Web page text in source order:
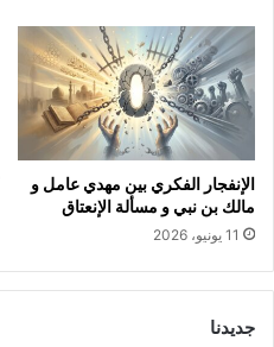
الإنفجار الفكري بين مهدي عامل و
مالك بن نبي و مسألة الإنعتاق
11 يونيو، 2026
جديدنا